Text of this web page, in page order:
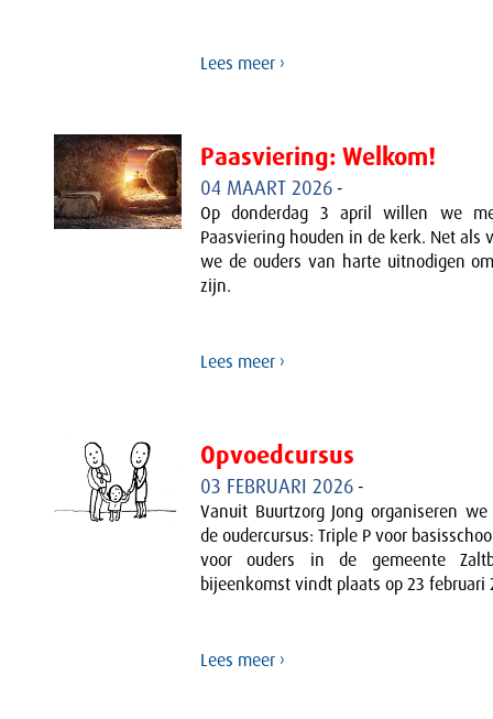
Lees meer ›
Paasviering: Welkom!
04 MAART 2026-
Op donderdag 3 april willen we
Paasviering houden in de kerk. Net als
we de ouders van harte uitnodigen
zijn.
Lees meer ›
Opvoedcursus
03 FEBRUARI 2026-
Vanuit Buurtzorg Jong organiseren
de oudercursus: Triple P voor
voor ouders in de gemeente
bijeenkomst vindt plaats op 23 februari
Lees meer ›